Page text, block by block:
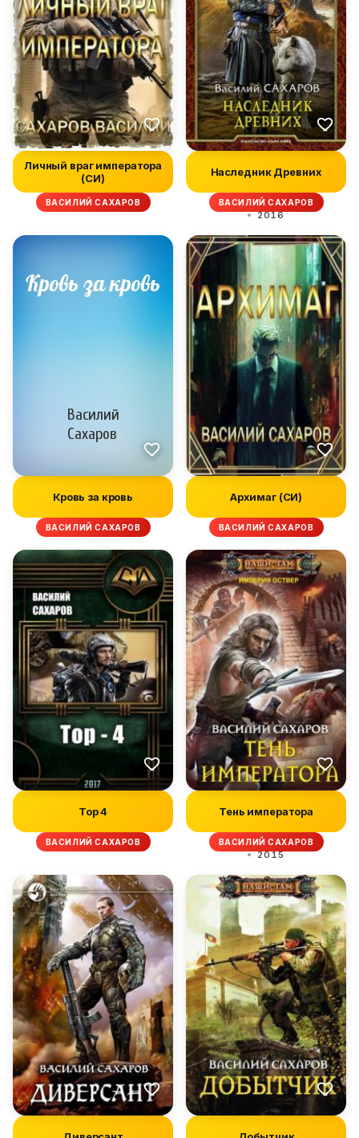
Личный враг императора
(СИ)
ВАСИЛИЙ САХАРОВ
Наследник Древних
ВАСИЛИЙ САХАРОВ
2016
Кровь за кровь
ВАСИЛИЙ САХАРОВ
Архимаг (СИ)
ВАСИЛИЙ САХАРОВ
Тор 4
ВАСИЛИЙ САХАРОВ
Тень императора
ВАСИЛИЙ САХАРОВ
2015